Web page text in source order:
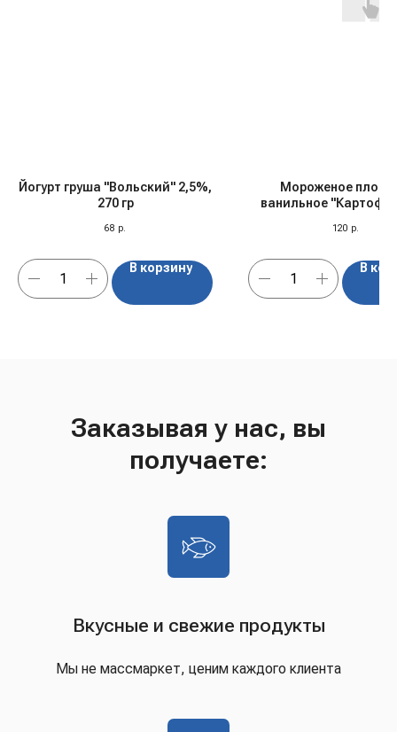
Йогурт груша "Вольский" 2,5%,
270 гр
68 р.
В корзину
Мороженое
ванильное
Беларусь
120 р.
В
Заказывая у нас, вы
получаете:
Вкусные и свежие продукты
Мы не массмаркет, ценим каждого клиента